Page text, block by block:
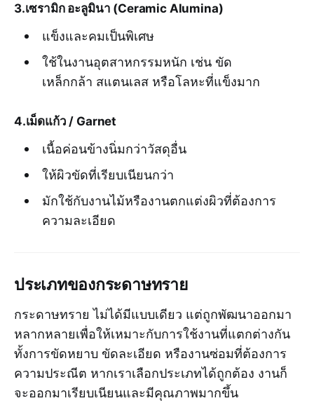
3.เซรามิก อะลูมินา (Ceramic Alumina)
แข็งและคมเป็นพิเศษ
ใช้ในงานอุตสาหกรรมหนัก เช่น ขัด
เหล็กกล้า สแตนเลส หรือโลหะที่แข็งมาก
4.เม็ดแก้ว / Garnet
เนื้อค่อนข้างนิ่มกว่าวัสดุอื่น
ให้ผิวขัดที่เรียบเนียนกว่า
มักใช้กับงานไม้หรืองานตกแต่งผิวที่ต้องการ
ความละเอียด
ประเภทของกระดาษทราย
กระดาษทราย ไม่ได้มีแบบเดียว แต่ถูกพัฒนาออกมา
หลากหลายเพื่อให้เหมาะกับการใช้งานที่แตกต่างกัน
ทั้งการขัดหยาบ ขัดละเอียด หรืองานซ่อมที่ต้องการ
ความประณีต หากเราเลือกประเภทได้ถูกต้อง งานก็
จะออกมาเรียบเนียนและมีคุณภาพมากขึ้น